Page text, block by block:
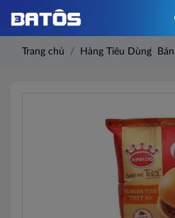
Trang chủ Hàng Tiêu Dùng